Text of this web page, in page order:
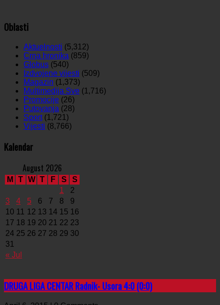
Oblasti
Aktuelnosti (5,312)
Crna hronika (859)
Globus (540)
Izdvojene vijesti (509)
Magazin (1,373)
Multimedija Sve (1,716)
Promocije (26)
Putovanja (28)
Sport(1,721)
Vijesti (8,766)
Kalendar
August 2026
M T W T F S S
« Jul
1
2
3
4 5 6 7 8
9
10 11 12 13 14 15 16
17 18 19 20 21 22 23
24 25 26 27 28 29 30
31
DRUGA LIGA CENTAR Radnik- Usora 4:0 (0:0)